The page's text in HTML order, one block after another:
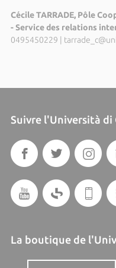
Cécile TARRADE, Pôle
- Service des relations
0495450229
Suivre l'Università di
La boutique de